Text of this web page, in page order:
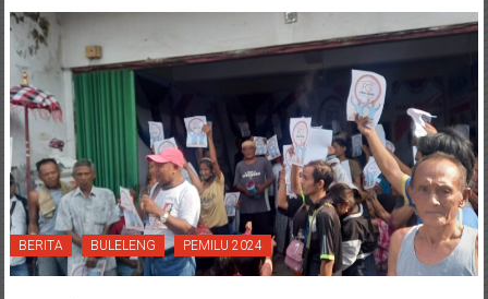
BERITA BULELENG PEMILU 2024